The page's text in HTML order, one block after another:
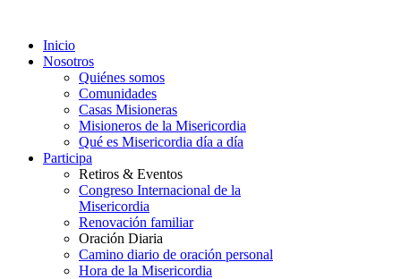
Inicio
Nosotros
Quiénes somos
Comunidades
Casas Misioneras
Misioneros de la Misericordia
Qué es Misericordia día a día
Participa
Retiros & Eventos
Congreso Internacional de la
Misericordia
Renovación familiar
Oración Diaria
Camino diario de oración personal
Hora de la Misericordia